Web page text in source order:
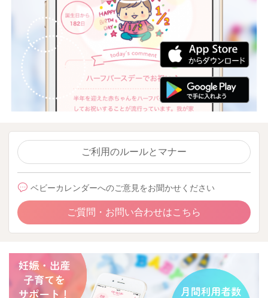
ご利用のルールとマナー
ベビーカレンダーへのご意見をお聞かせください
ご質問・お問い合わせはこちら